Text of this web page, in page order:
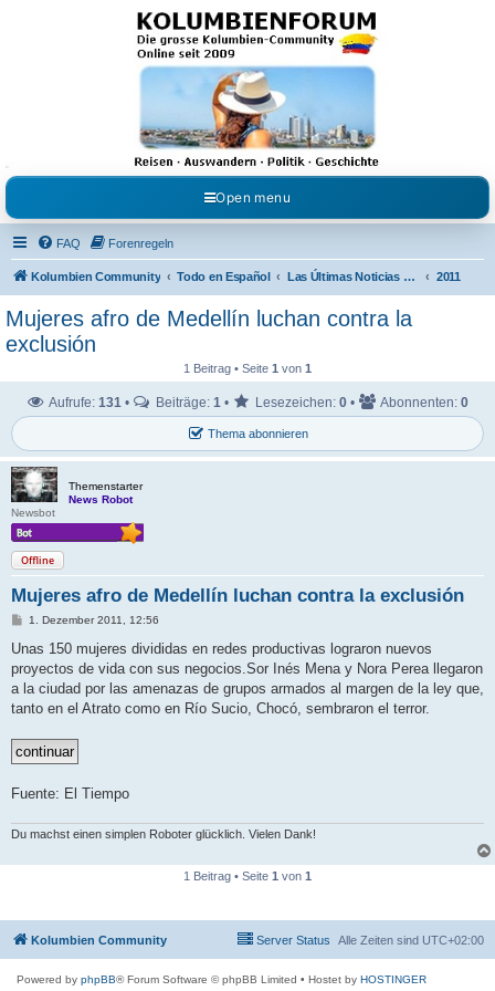
Kolumbienforum - Das
grosse Forum der
Freunde Kolumbiens
Reisen, Auswandern, Kultur, Politik, Geschichte und Visum in Kolumbien und Venezuela.
Austausch, Erfahrungen und Gemeinschaft im Kolumbienforum
Open menu
FAQ Forenregeln
Kolumbien Community Todo en Español Las Últimas Noticias en Español 2011
Mujeres afro de Medellín luchan contra la
exclusión
1 Beitrag • Seite 1 von 1
Thema abonnieren
Aufrufe: 131 • Beiträge: 1 • Lesezeichen: 0 • Abonnenten: 0
Themenstarter
News Robot
Newsbot
Offline
Mujeres afro de Medellín luchan contra la exclusión
B
i
r
a
1. Dezember 2011, 12:56
Unas 150 mujeres divididas en redes productivas lograron nuevos
proyectos de vida con sus negocios.Sor Inés Mena y Nora Perea llegaron
a la ciudad por las amenazas de grupos armados al margen de la ley que,
tanto en el Atrato como en Río Sucio, Chocó, sembraron el terror.
Fuente: El Tiempo
Du machst einen simplen Roboter glücklich. Vielen Dank!
1 Beitrag • Seite 1 von 1
Kolumbien Community Alle Zeiten sind UTC+02:00
Server Status
Powered by phpBB® Forum Software © phpBB Limited • Hostet by HOSTINGER